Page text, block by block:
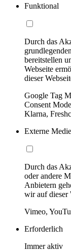
Funktional
Durch das
bereitstellen
Webseite
dieser
Google Tag
Consent
Klarna,
Externe
Durch das
oder andere
Anbietern
wir auf dieser
Vimeo,
Erforderlich
Immer aktiv